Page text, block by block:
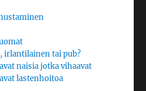
irlantilainen tai pub?
naisia jotka vihaavat
lastenhoitoa